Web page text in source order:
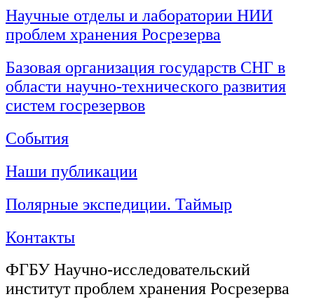
Научные отделы и лаборатории НИИ
проблем хранения Росрезерва
Базовая организация государств СНГ в
области научно-технического развития
систем госрезервов
События
Наши публикации
Полярные экспедиции. Таймыр
Контакты
ФГБУ Научно-исследовательский
институт проблем хранения Росрезерва